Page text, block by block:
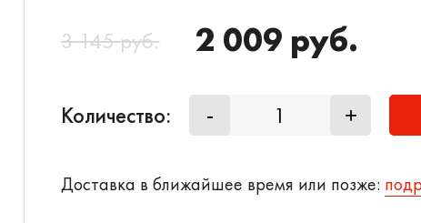
3 145 руб. 2 009 руб.
Количество: - +
Доставка в ближайшее время или позже: